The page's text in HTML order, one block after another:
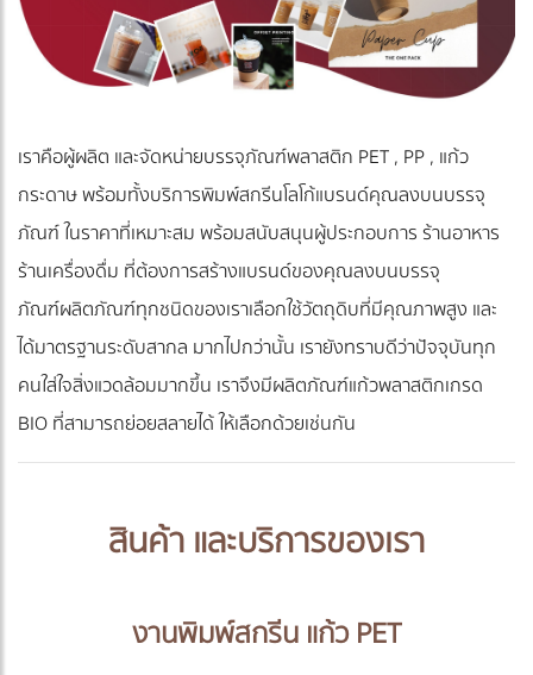
เราคือผู้ผลิต และจัดหน่ายบรรจุภัณฑ์พลาสติก PET , PP , แก้ว
กระดาษ พร้อมทั้งบริการพิมพ์สกรีนโลโก้แบรนด์คุณลงบนบรรจุ
ภัณฑ์ ในราคาที่เหมาะสม พร้อมสนับสนุนผู้ประกอบการ ร้านอาหาร
ร้านเครื่องดื่ม ที่ต้องการสร้างแบรนด์ของคุณลงบนบรรจุ
ภัณฑ์ ผลิตภัณฑ์ทุกชนิดของเราเลือกใช้วัตถุดิบที่มีคุณภาพสูง และ
ได้มาตรฐานระดับสากล มากไปกว่านั้น เรายังทราบดีว่าปัจจุบันทุก
คนใส่ใจสิ่งแวดล้อมมากขึ้น เราจึงมีผลิตภัณฑ์แก้วพลาสติกเกรด
BIO ที่สามารถย่อยสลายได้ ให้เลือกด้วยเช่นกัน
สินค้า และบริการของเรา
งานพิมพ์สกรีน แก้ว PET